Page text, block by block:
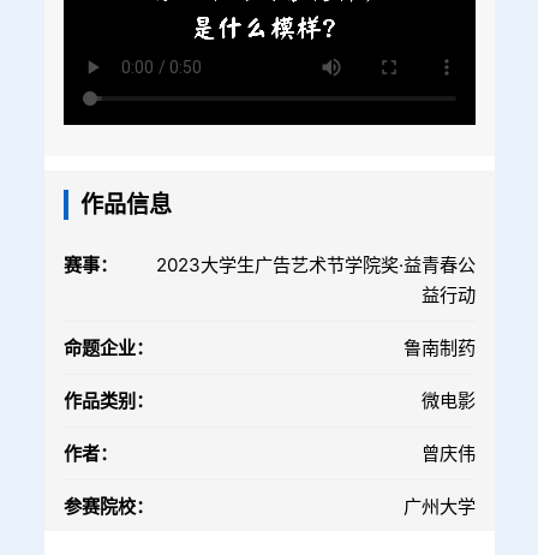
作品信息
赛事：
2023大学生广告艺术节学院奖·益青春公
益行动
命题企业： 鲁南制药
作品类别： 微电影
作者： 曾庆伟
参赛院校： 广州大学